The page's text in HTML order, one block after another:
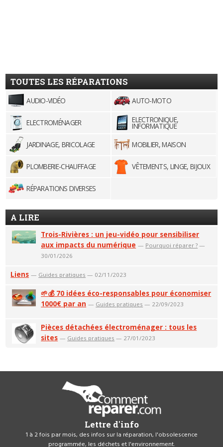
TOUTES LES RÉPARATIONS
AUDIO-VIDÉO AUTO-MOTO
ELECTROMÉNAGER ELECTRONIQUE,
INFORMATIQUE
JARDINAGE, BRICOLAGE
MOBILIER, MAISON
PLOMBERIE-CHAUFFAGE VÊTEMENTS, LINGE, BIJOUX
RÉPARATIONS DIVERSES
A LIRE
Trois-Rivières : un jeu-vidéo pour sensibiliser
aux impacts du numérique — Pourquoi réparer ? —
30/01/2026
Liens — Guides pratiques — 02/11/2023
🌱💰 70 idées éco-responsables pour économiser
1000€ par an — Guides pratiques — 22/09/2023
Pièces détachées électroménager : tous les
sites — Guides pratiques — 27/01/2023
Lettre d'info
1 à 2 fois par mois, des infos sur la réparation, l'obsolescence
programmée, les déchets et l'environnement.